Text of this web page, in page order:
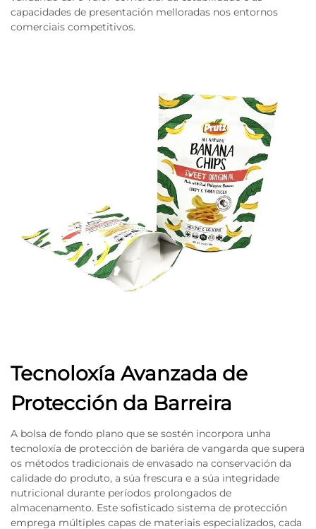
capacidades de presentación melloradas nos entornos
comerciais competitivos.
Tecnoloxía Avanzada de
Protección da Barreira
A bolsa de fondo plano que se sostén incorpora unha
tecnoloxía de protección de bariéra de vangarda que supera
os métodos tradicionais de envasado na conservación da
calidade do produto, a súa frescura e a súa integridade
nutricional durante períodos prolongados de
almacenamento. Este sofisticado sistema de protección
emprega múltiples capas de materiais especializados, cada